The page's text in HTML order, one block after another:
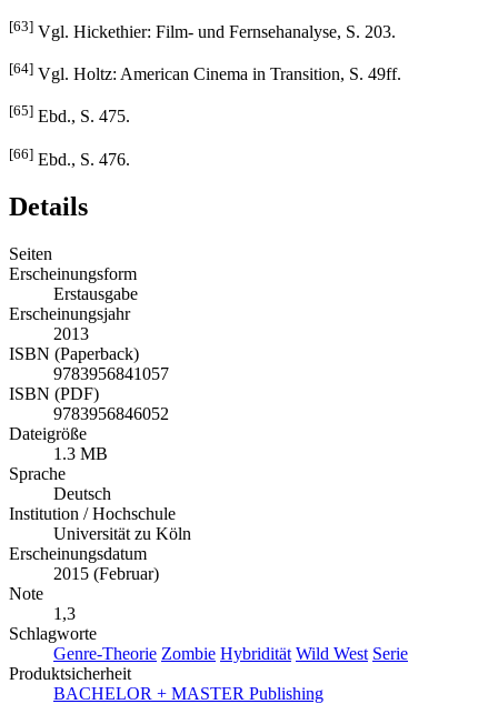
[63] Vgl. Hickethier: Film- und Fernsehanalyse, S. 203.
[64] Vgl. Holtz: American Cinema in Transition, S. 49ff.
[65] Ebd., S. 475.
[66] Ebd., S. 476.
Details
Seiten
Erscheinungsform
Erstausgabe
Erscheinungsjahr
2013
ISBN (Paperback)
9783956841057
ISBN (PDF)
9783956846052
Dateigröße
1.3 MB
Sprache
Deutsch
Institution / Hochschule
Universität zu Köln
Erscheinungsdatum
2015 (Februar)
Note
1,3
Schlagworte
Genre-Theorie Zombie Hybridität Wild West Serie
Produktsicherheit
BACHELOR + MASTER Publishing